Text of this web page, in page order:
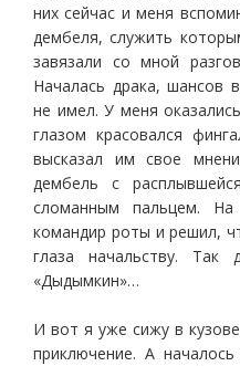
них сейчас и меня
дембеля, служить
завязали со мной
Началась драка, шансов
не имел. У меня
глазом красовался
высказал им свое
дембель с
сломанным пальцем.
командир роты и решил,
глаза начальству.
«Дыдымкин»…
И вот я уже сижу в
приключение. А